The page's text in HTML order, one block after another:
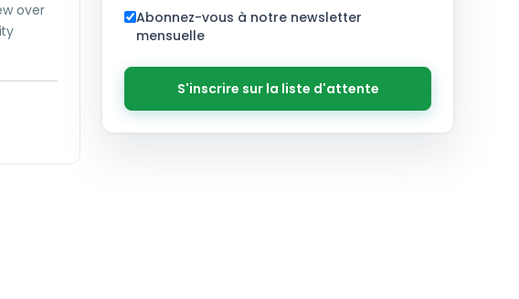
over
Abonnez-vous à notre newsletter
mensuelle
S'inscrire sur la liste d'attente